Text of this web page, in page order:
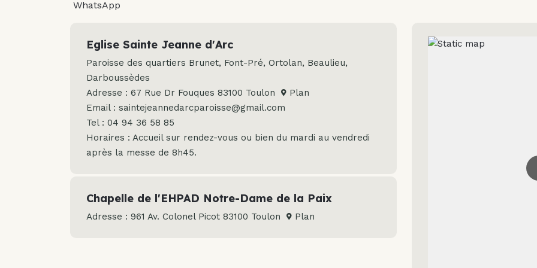
WhatsApp
Eglise Sainte Jeanne d'Arc
Paroisse des quartiers Brunet, Font-Pré, Ortolan, Beaulieu,
Darboussèdes
Adresse : 67 Rue Dr Fouques 83100 Toulon
Plan
Email : saintejeannedarcparoisse@gmail.com
Tel : 04 94 36 58 85
Horaires : Accueil sur rendez-vous ou bien du mardi au vendredi
après la messe de 8h45.
Chapelle de l'EHPAD Notre-Dame de la Paix
Adresse : 961 Av. Colonel Picot 83100 Toulon Plan